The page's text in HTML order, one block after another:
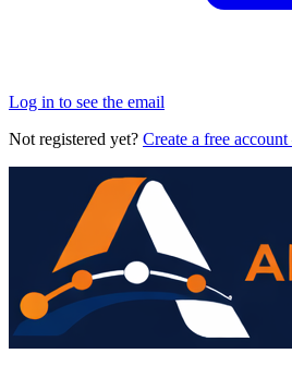
Log in to see the email
Not registered yet? Create a free account